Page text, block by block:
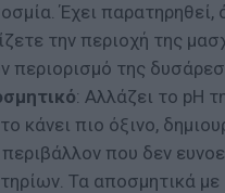
Έχει παρατηρηθεί,
την περιοχή της
περιορισμό της
: Αλλάζει το pH
κάνει πιο όξινο,
που δεν
Τα αποσμητικά με